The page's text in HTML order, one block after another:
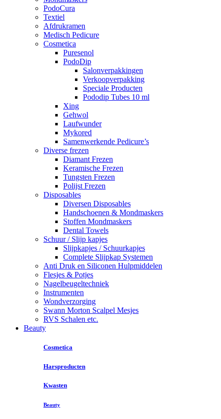
PodoCura
Textiel
Afdrukramen
Medisch Pedicure
Cosmetica
Puresenol
PodoDip
Salonverpakkingen
Verkoopverpakking
Speciale Producten
Pododip Tubes 10 ml
Xing
Gehwol
Laufwunder
Mykored
Samenwerkende Pedicure’s
Diverse frezen
Diamant Frezen
Keramische Frezen
Tungsten Frezen
Polijst Frezen
Disposables
Diversen Disposables
Handschoenen & Mondmaskers
Stoffen Mondmaskers
Dental Towels
Schuur / Slijp kapjes
Slijpkapjes / Schuurkapjes
Complete Slijpkap Systemen
Anti Druk en Siliconen Hulpmiddelen
Flesjes & Potjes
Nagelbeugeltechniek
Instrumenten
Wondverzorging
Swann Morton Scalpel Mesjes
RVS Schalen etc.
Beauty
Cosmetica
Harsproducten
Kwasten
Beauty